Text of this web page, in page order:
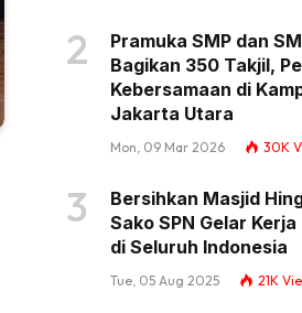
Pramuka SMP dan
Bagikan 350 Takjil,
Kebersamaan di
Jakarta Utara
Mon, 09 Mar 2026 30K
Bersihkan Masjid
Sako SPN Gelar
di Seluruh Indonesia
Tue, 05 Aug 2025 21K